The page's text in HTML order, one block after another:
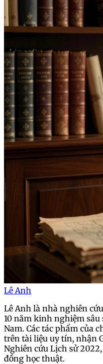
Lê Anh
Lê Anh là nhà nghiên
10 năm kinh nghiệm sâu
Nam. Các tác phẩm của
trên tài liệu uy tín, nhận
Nghiên cứu Lịch sử
đồng học thuật.